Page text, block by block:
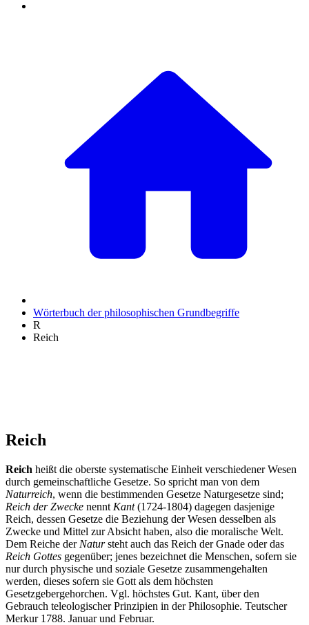
Wörterbuch der philosophischen Grundbegriffe
R
Reich
Reich
Reich heißt die oberste systematische Einheit verschiedener Wesen
durch gemeinschaftliche Gesetze. So spricht man von dem
Naturreich, wenn die bestimmenden Gesetze Naturgesetze sind;
Reich der Zwecke nennt Kant(1724-1804) dagegen dasjenige
Reich, dessen Gesetze die Beziehung der Wesen desselben als
Zwecke und Mittel zur Absicht haben, also die moralische Welt.
Dem Reiche der Natursteht auch das Reich der Gnade oder das
Reich Gottes gegenüber; jenes bezeichnet die Menschen, sofern sie
nur durch physische und soziale Gesetze zusammengehalten
werden, dieses sofern sie Gott als dem höchsten
Gesetzgebergehorchen. Vgl. höchstes Gut. Kant, über den
Gebrauch teleologischer Prinzipien in der Philosophie. Teutscher
Merkur 1788. Januar und Februar.